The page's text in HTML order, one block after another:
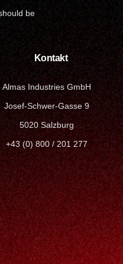
be
Kontakt
Almas Industries GmbH
Josef-Schwer-Gasse 9
5020 Salzburg
+43 (0) 800 / 201 277